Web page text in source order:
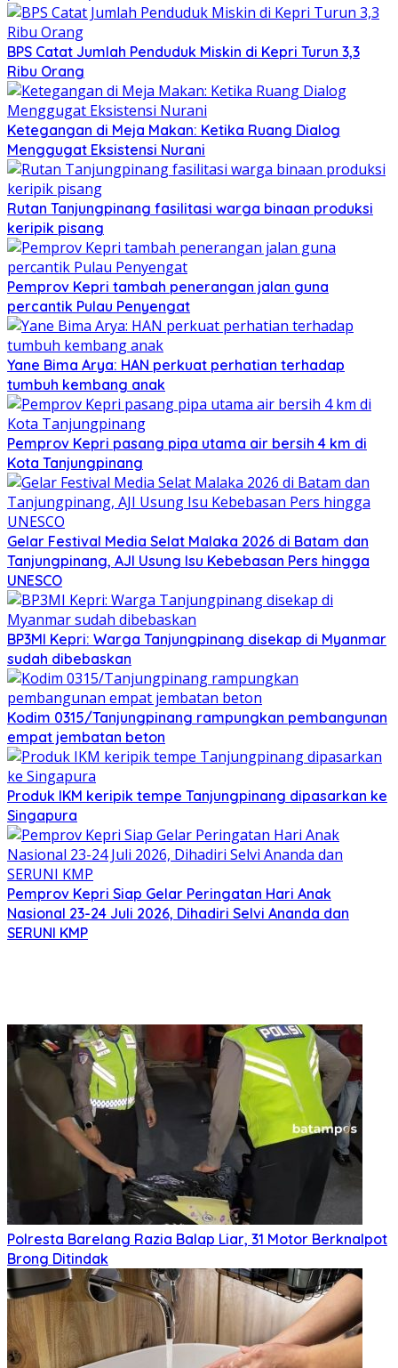
BPS Catat Jumlah Penduduk Miskin di Kepri Turun 3,3
Ribu Orang
Ketegangan di Meja Makan: Ketika Ruang Dialog
Menggugat Eksistensi Nurani
Rutan Tanjungpinang fasilitasi warga binaan produksi
keripik pisang
Pemprov Kepri tambah penerangan jalan guna
percantik Pulau Penyengat
Yane Bima Arya: HAN perkuat perhatian terhadap
tumbuh kembang anak
Pemprov Kepri pasang pipa utama air bersih 4 km di
Kota Tanjungpinang
Gelar Festival Media Selat Malaka 2026 di Batam dan
Tanjungpinang, AJI Usung Isu Kebebasan Pers hingga
UNESCO
BP3MI Kepri: Warga Tanjungpinang disekap di Myanmar
sudah dibebaskan
Kodim 0315/Tanjungpinang rampungkan pembangunan
empat jembatan beton
Produk IKM keripik tempe Tanjungpinang dipasarkan ke
Singapura
Pemprov Kepri Siap Gelar Peringatan Hari Anak
Nasional 23-24 Juli 2026, Dihadiri Selvi Ananda dan
SERUNI KMP
Polresta Barelang Razia Balap Liar, 31 Motor Berknalpot
Brong Ditindak